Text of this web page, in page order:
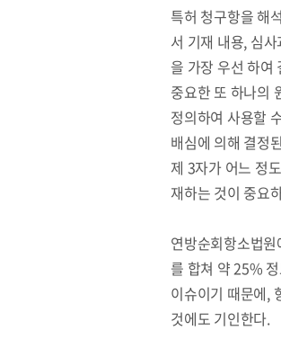
특허 청구항을 해
서 기재 내용, 심
을 가장 우선 하여
중요한 또 하나의
정의하여 사용할
배심에 의해 결정
제 3자가 어느 정
재하는 것이 중요
연방순회항소법
를 합쳐 약 25%
이슈이기 때문에,
것에도 기인한다.